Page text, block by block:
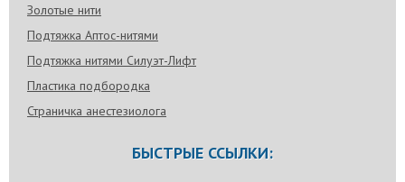
Золотые нити
Подтяжка Аптос-нитями
Подтяжка нитями Силуэт-Лифт
Пластика подбородка
Страничка анестезиолога
БЫСТРЫЕ ССЫЛКИ: